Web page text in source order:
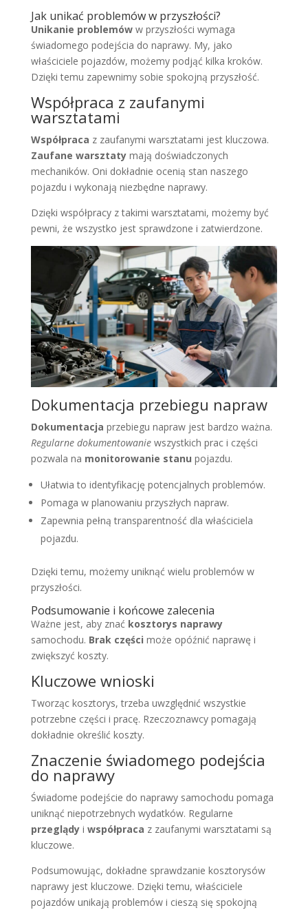
Jak unikać problemów w przyszłości?
Unikanie problemóww przyszłości wymaga
świadomego podejścia do naprawy. My, jako
właściciele pojazdów, możemy podjąć kilka kroków.
Dzięki temu zapewnimy sobie spokojną przyszłość.
Współpraca z zaufanymi
warsztatami
Współpraca z zaufanymi warsztatami jest kluczowa.
Zaufane warsztatymają doświadczonych
mechaników. Oni dokładnie ocenią stan naszego
pojazdu i wykonają niezbędne naprawy.
Dzięki współpracy z takimi warsztatami, możemy być
pewni, że wszystko jest sprawdzone i zatwierdzone.
Dokumentacja przebiegu napraw
Dokumentacja przebiegu napraw jest bardzo ważna.
Regularne dokumentowaniewszystkich prac i części
pozwala na monitorowanie stanu pojazdu.
Ułatwia to identyfikację potencjalnych problemów.
Pomaga w planowaniu przyszłych napraw.
Zapewnia pełną transparentność dla właściciela
pojazdu.
Dzięki temu, możemy uniknąć wielu problemów w
przyszłości.
Podsumowanie i końcowe zalecenia
Ważne jest, aby znać kosztorys naprawy
samochodu. Brak części może opóźnić naprawę i
zwiększyć koszty.
Kluczowe wnioski
Tworząc kosztorys, trzeba uwzględnić wszystkie
potrzebne części i pracę. Rzeczoznawcy pomagają
dokładnie określić koszty.
Znaczenie świadomego podejścia
do naprawy
Świadome podejście do naprawy samochodu pomaga
uniknąć niepotrzebnych wydatków. Regularne
przeglądyi współpraca z zaufanymi warsztatami są
kluczowe.
Podsumowując, dokładne sprawdzanie kosztorysów
naprawy jest kluczowe. Dzięki temu, właściciele
pojazdów unikają problemów i cieszą się spokojną